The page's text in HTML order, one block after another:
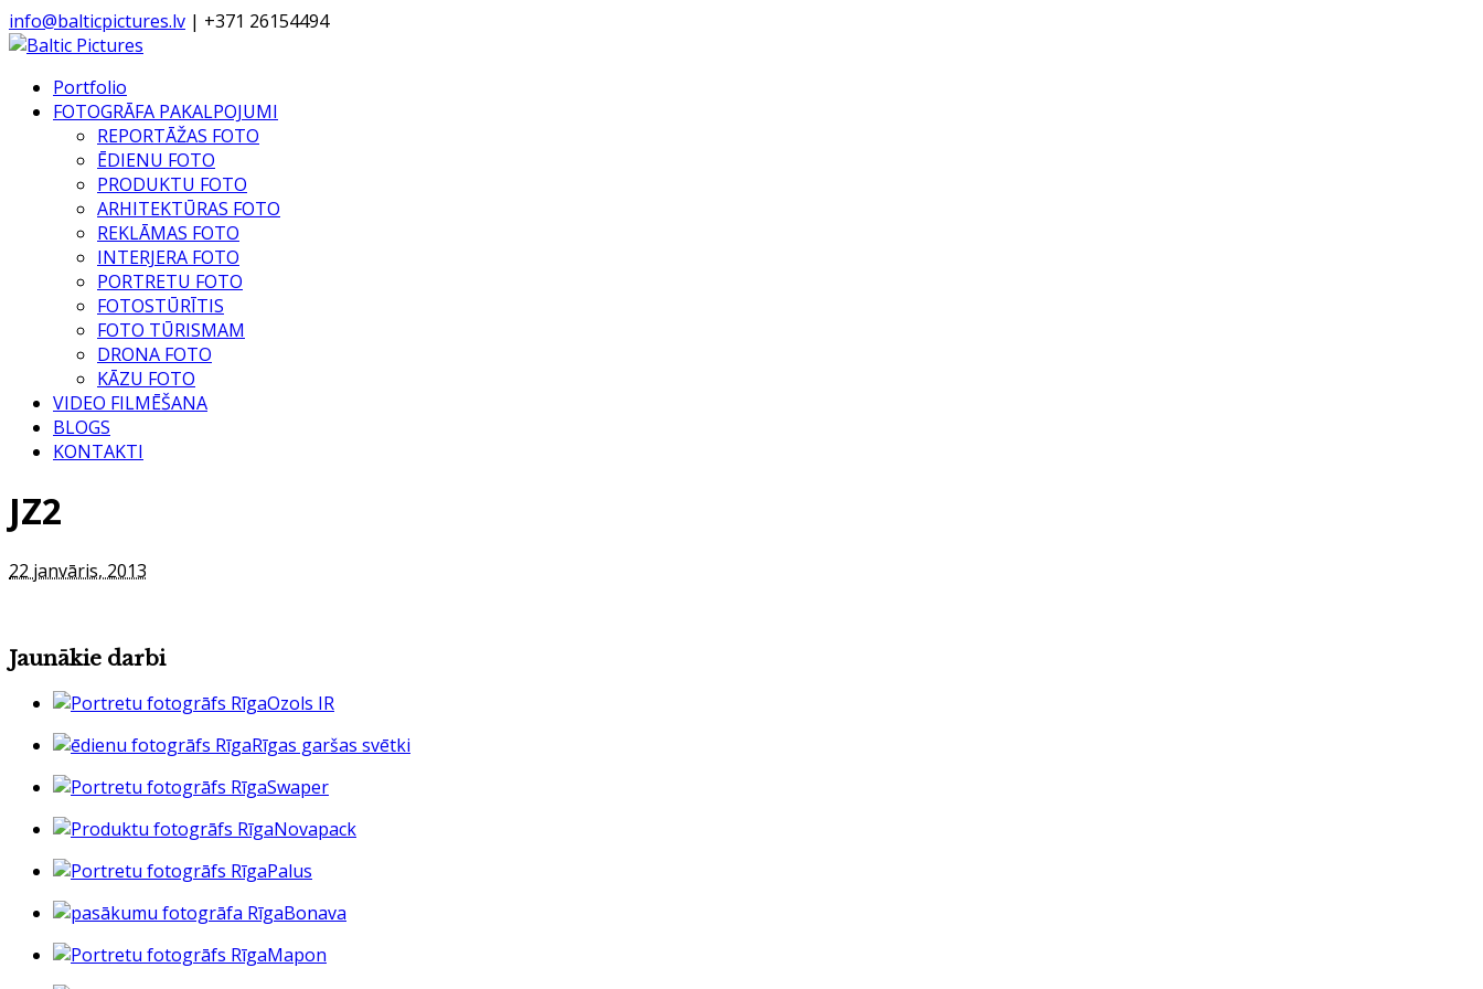
info@balticpictures.lv | +371 26154494
Portfolio
FOTOGRĀFA PAKALPOJUMI
REPORTĀŽAS FOTO
ĒDIENU FOTO
PRODUKTU FOTO
ARHITEKTŪRAS FOTO
REKLĀMAS FOTO
INTERJERA FOTO
PORTRETU FOTO
FOTOSTŪRĪTIS
FOTO TŪRISMAM
DRONA FOTO
KĀZU FOTO
VIDEO FILMĒŠANA
BLOGS
KONTAKTI
JZ2
22 janvāris, 2013
Jaunākie darbi
Ozols IR
Rīgas garšas svētki
Swaper
Novapack
Palus
Bonava
Mapon